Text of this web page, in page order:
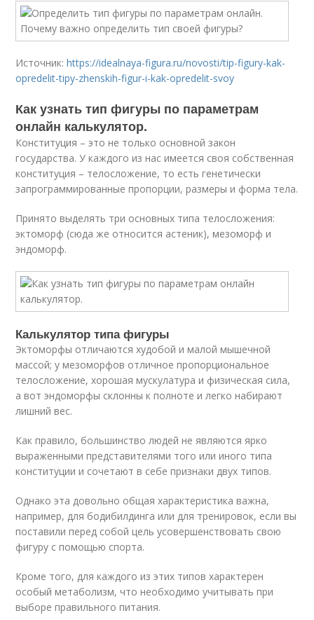
Источник:https://idealnaya-figura.ru/novosti/tip-figury-kak-
opredelit-tipy-zhenskih-figur-i-kak-opredelit-svoy
Как узнать тип фигуры по параметрам
онлайн калькулятор.
Конституция – это не только основной закон
государства. У каждого из нас имеется своя собственная
конституция – телосложение, то есть генетически
запрограммированные пропорции, размеры и форма тела.
Принято выделять три основных типа телосложения:
эктоморф (сюда же относится астеник), мезоморф и
эндоморф.
Калькулятор типа фигуры
Эктоморфы отличаются худобой и малой мышечной
массой; у мезоморфов отличное пропорциональное
телосложение, хорошая мускулатура и физическая сила,
а вот эндоморфы склонны к полноте и легко набирают
лишний вес.
Как правило, большинство людей не являются ярко
выраженными представителями того или иного типа
конституции и сочетают в себе признаки двух типов.
Однако эта довольно общая характеристика важна,
например, для бодибилдинга или для тренировок, если вы
поставили перед собой цель усовершенствовать свою
фигуру с помощью спорта.
Кроме того, для каждого из этих типов характерен
особый метаболизм, что необходимо учитывать при
выборе правильного питания.